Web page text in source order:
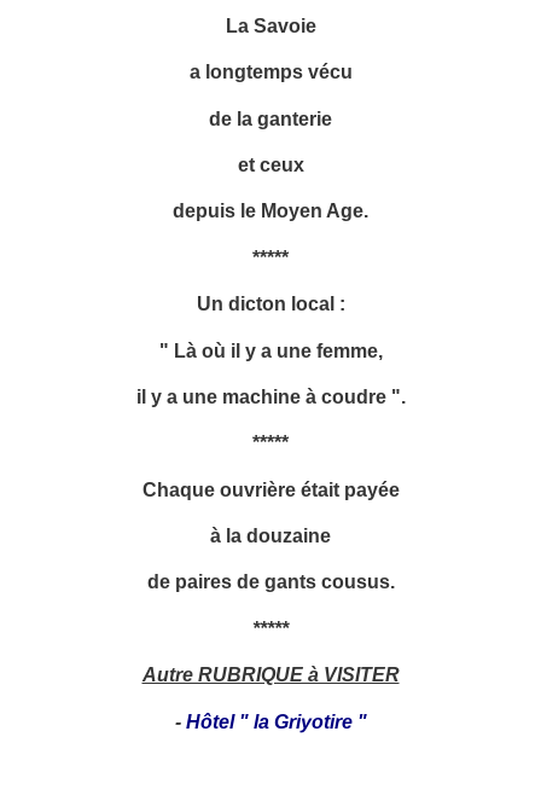
La Savoie
a longtemps vécu
de la ganterie
et ceux
depuis le Moyen Age.
*****
Un dicton local :
" Là où il y a une femme,
il y a une machine à coudre ".
*****
Chaque ouvrière était payée
à la douzaine
de paires de gants cousus.
*****
Autre RUBRIQUE à VISITER
- Hôtel " la Griyotire "